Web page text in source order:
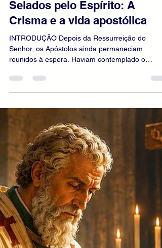
Reflexões Católicas
Selados pelo Espírito: A
Crisma e a vida apostólica
INTRODUÇÃO Depois da Ressurreição do
Senhor, os Apóstolos ainda permaneciam
recebido dele a missão de anunciar o Evangelho
a todas as nações. Contudo, antes de partirem,
deveriam acolher a força prometida do alto. No
Cenáculo, unidos em oração com a Virgem
aguardavam o dom que transformaria seu temor
em coragem apostólica. No dia de Pentecostes,
Espírito Santo desceu sobre eles. Aquele